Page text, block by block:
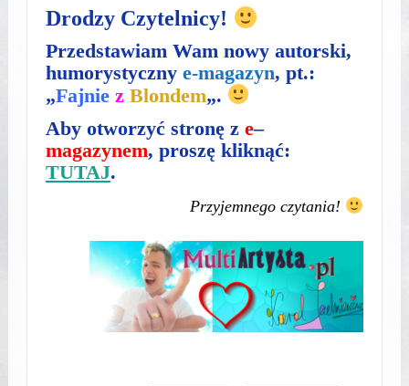
Drodzy Czytelnicy!
Przedstawiam Wam nowy autorski,
humorystyczny e-magazyn, pt.:
„Fajnie z Blondem„.
Aby otworzyć stronę z e–
magazynem, proszę kliknąć:
TUTAJ.
Przyjemnego czytania!